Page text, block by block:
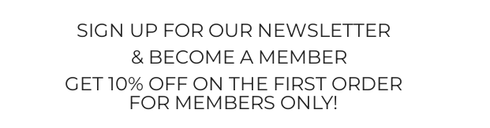
SIGN UP FOR OUR NEWSLETTER
& BECOME A MEMBER
GET 10% OFF ON THE FIRST ORDER
FOR MEMBERS ONLY!